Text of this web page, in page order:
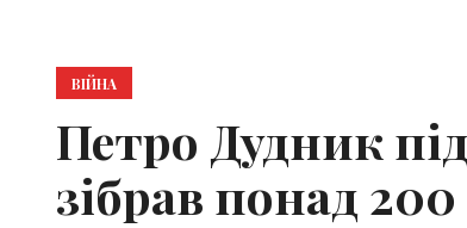
ВІЙНА
Петро Дудник
зібрав понад